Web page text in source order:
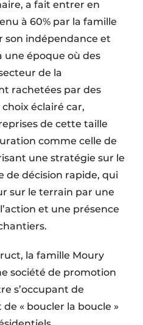
a fait entrer en
à 60% par la famille
son indépendance et
une époque où des
de la
rachetées par des
éclairé car,
de cette taille
comme celle de
une stratégie sur le
de décision rapide, qui
sur le terrain par une
et une présence
la famille Moury
société de promotion
s’occupant de
« boucler la boucle »